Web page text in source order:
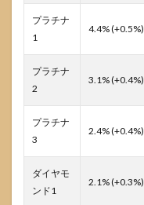
プラチナ
1
4.4% (+0.5%)
プラチナ
2
3.1% (+0.4%)
プラチナ
3
2.4% (+0.4%)
ダイヤモ
ンド1
2.1% (+0.3%)